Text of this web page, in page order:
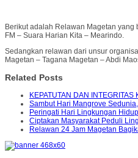
Berikut adalah Relawan Magetan
FM – Suara Harian Kita – Mearindo.
Sedangkan relawan dari unsur
Magetan – Tagana Magetan – Abdi
Related Posts
KEPATUTAN DAN INTEGRITAS
Sambut Hari Mangrove
Peringati Hari Lingkungan
Ciptakan Masyarakat Peduli
Relawan 24 Jam Magetan